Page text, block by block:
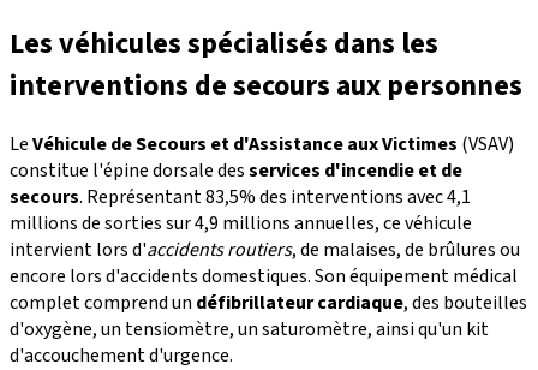
Les véhicules spécialisés dans les
interventions de secours aux personnes
LeVéhicule de Secours et d'Assistance aux Victimes (VSAV)
constitue l'épine dorsale desservices d'incendie et de
secours. Représentant 83,5% des interventions avec 4,1
millions de sorties sur 4,9 millions annuelles, ce véhicule
intervient lors d'accidents routiers, de malaises, de brûlures ou
encore lors d'accidents domestiques. Son équipement médical
complet comprend un défibrillateur cardiaque, des bouteilles
d'oxygène, un tensiomètre, un saturomètre, ainsi qu'un kit
d'accouchement d'urgence.